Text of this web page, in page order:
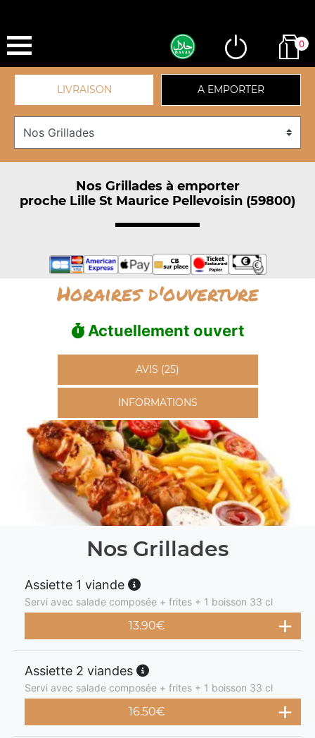
0
LIVRAISON A EMPORTER
Nos Grillades à emporter
proche Lille St Maurice Pellevoisin (59800)
Horaires d'ouverture
Actuellement ouvert
AVIS (25)
INFORMATIONS
Nos Grillades
Assiette 1 viande
Servi avec salade composée + frites + 1 boisson 33 cl
13.90€
Assiette 2 viandes
Servi avec salade composée + frites + 1 boisson 33 cl
16.50€